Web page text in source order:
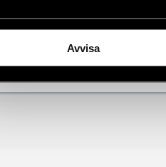
Avvisa
Facebook
Twitter
Google+
TaggarAktuellt,